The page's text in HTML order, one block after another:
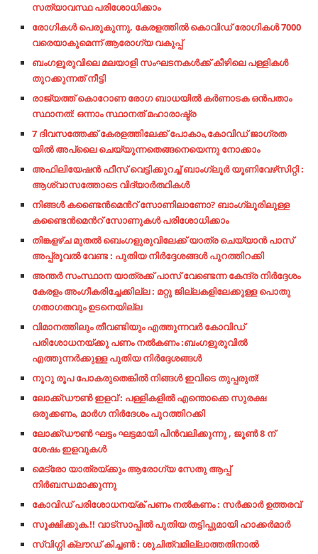
സത്യാവസ്ഥ പരിശോധിക്കാം
രോഗികള്‍ പെരുകുന്നു, കേരളത്തില്‍ കൊവിഡ് രോഗികള്‍ 7000
വരെയാകുമെന്ന് ആരോഗ്യ വകുപ്പ്
ബം​ഗ​ളൂ​രു​വി​ലെ മലയാളി സംഘടനകള്‍ക്ക് കീഴിലെ പള്ളികള്‍
തുറക്കുന്നത് നീട്ടി
രാജ്യത്ത് കൊറോണ രോഗ ബാധയിൽ കർണാടക ഒൻപതാം
സ്ഥാനത്: ഒന്നാം സ്ഥാനത് മഹാരാഷ്ട്ര
7 ദിവസത്തേക്ക് കേരളത്തിലേക്ക് പോകാം,കോവിഡ് ജാഗ്രത
യിൽ അപ്ലൈ ചെയ്യുന്നതെങ്ങനെയെന്നു നോക്കാം
അഫിലിയേഷൻ ഫീസ് വെട്ടിക്കുറച്ച് ബാംഗ്ലൂർ യൂണിവേഴ്‌സിറ്റി :
ആശ്വാസത്തോടെ വിദ്യാർത്ഥികൾ
നിങ്ങൾ കണ്ടൈൻമെൻറ് സോണിലാണോ? ബാംഗ്ലൂരിലുള്ള
കണ്ടൈൻമെൻറ് സോണുകൾ പരിശോധിക്കാം
തിങ്കളഴ്ച മുതൽ ബെംഗളുരുവിലേക്ക് യാത്ര ചെയ്യാൻ പാസ്
അപ്പ്രൂവൽ വേണ്ട : പുതിയ നിർദ്ദേശങ്ങൾ പുറത്തിറക്കി
അന്തര്‍ സംസ്ഥാന യാത്രക്ക് പാസ് വേണ്ടെന്ന കേന്ദ്ര നിര്‍ദ്ദേശം
കേരളം അംഗീകരിച്ചേക്കില്ല : മറ്റു ജില്ലകളിലേക്കുള്ള പൊതു
ഗതാഗതവും ഉടനെയില്ല
വിമാനത്തിലും തീവണ്ടിയും എത്തുന്നവർ കോവിഡ്
പരിശോധനയ്ക്കു പണം നൽകണം :ബംഗളുരുവിൽ
എത്തുന്നർക്കുള്ള പുതിയ നിർദ്ദേശങ്ങൾ
നൂറു രൂപ പോകരുതെങ്കിൽ നിങ്ങൾ ഇവിടെ തുപ്പരുത്!
ലോക്ക്ഡൗൺ ഇളവ് : പള്ളികളിൽ എന്തൊക്കെ സുരക്ഷ
ഒരുക്കണം, മാർഗ നിർദേശം പുറത്തിറക്കി
ലോക്ക്ഡൗണ്‍ ഘട്ടം ഘട്ടമായി പിന്‍വലിക്കുന്നു , ജൂണ്‍ 8 ന്
ശേഷം ഇളവുകൾ
മെട്രോ യാത്രയ്ക്കും ആരോഗ്യ സേതു ആപ്പ്
നിർബന്ധമാക്കുന്നു
കോവിഡ് പരിശോധനയ്ക് പണം നൽകണം : സർക്കാർ ഉത്തരവ്
സൂക്ഷിക്കുക.!! വാട്‌സാപ്പില്‍ പുതിയ തട്ടിപ്പുമായി ഹാക്കര്‍മാര്‍
സ്വിഗ്ഗി ക്ലൗഡ് കിച്ചൺ : ശുചിത്വമില്ലാത്തതിനാൽ